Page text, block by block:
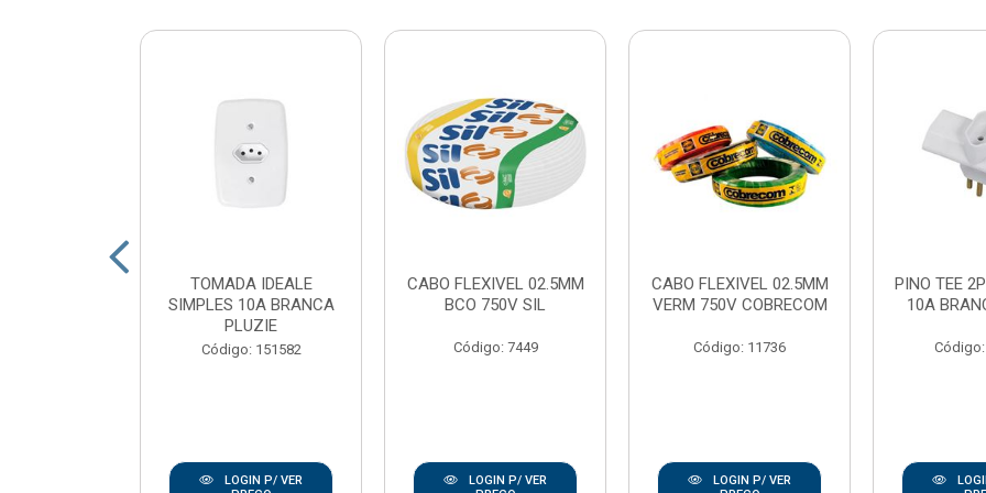
TOMADA IDEALE
SIMPLES 10A BRANCA
PLUZIE
Código: 151582
LOGIN P/ VER
CABO FLEXIVEL 02.5MM
BCO 750V SIL
Código: 7449
LOGIN P/ VER
CABO FLEXIVEL 02.5MM
VERM 750V COBRECOM
Código: 11736
LOGIN P/ VER
PINO TEE
10A